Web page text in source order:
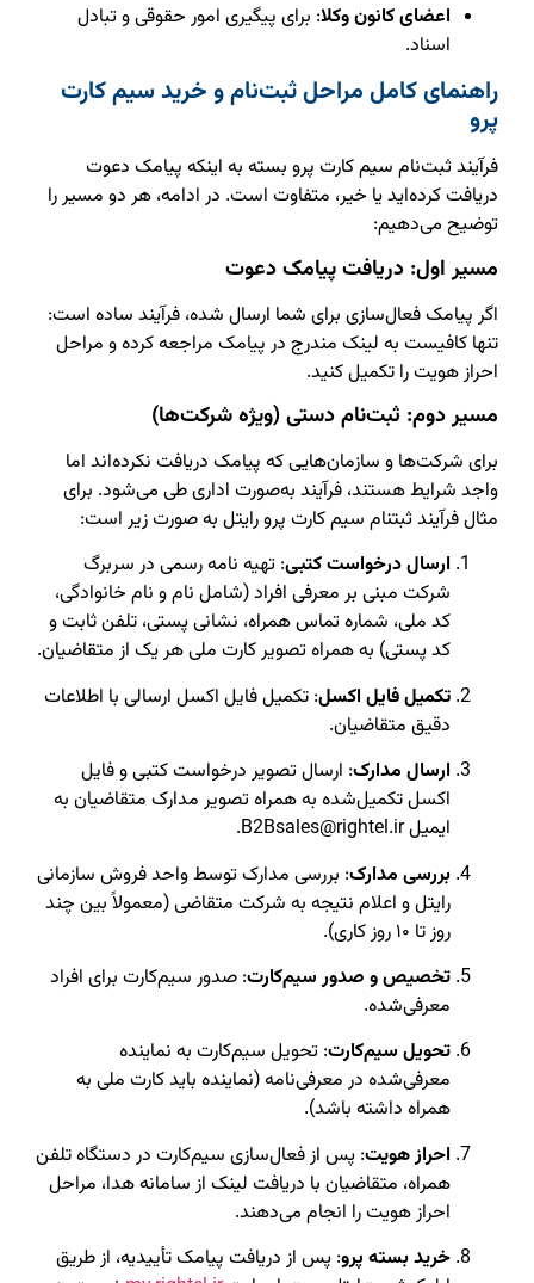
اعضای کانون وکلا: برای پیگیری امور حقوقی و تبادل
اسناد.
راهنمای کامل مراحل ثبت‌نام و خرید سیم‌ کارت
پرو
فرآیند ثبت‌نام سیم‌ کارت پرو بسته به اینکه پیامک دعوت
دریافت کرده‌اید یا خیر، متفاوت است. در ادامه، هر دو مسیر را
توضیح می‌دهیم:
مسیر اول: دریافت پیامک دعوت
اگر پیامک فعال‌سازی برای شما ارسال شده، فرآیند ساده است:
تنها کافیست به لینک مندرج در پیامک مراجعه کرده و مراحل
احراز هویت را تکمیل کنید.
مسیر دوم: ثبت‌نام دستی (ویژه شرکت‌ها)
برای شرکت‌ها و سازمان‌هایی که پیامک دریافت نکرده‌اند اما
واجد شرایط هستند، فرآیند به‌صورت اداری طی می‌شود. برای
مثال فرآیند ثبتنام سیم کارت پرو رایتل به صورت زیر است:
ارسال درخواست کتبی: تهیه نامه رسمی در سربرگ
شرکت مبنی بر معرفی افراد (شامل نام و نام خانوادگی،
کد ملی، شماره تماس همراه، نشانی پستی، تلفن ثابت و
کد پستی) به همراه تصویر کارت ملی هر یک از متقاضیان.
تکمیل فایل اکسل: تکمیل فایل اکسل ارسالی با اطلاعات
دقیق متقاضیان.
ارسال مدارک: ارسال تصویر درخواست کتبی و فایل
اکسل تکمیل‌شده به همراه تصویر مدارک متقاضیان به
ایمیل B2Bsales@rightel.ir.
بررسی مدارک: بررسی مدارک توسط واحد فروش سازمانی
رایتل و اعلام نتیجه به شرکت متقاضی (معمولاً بین چند
روز تا ۱۰ روز کاری).
تخصیص و صدور سیم‌کارت: صدور سیم‌کارت برای افراد
معرفی‌شده.
تحویل سیم‌کارت: تحویل سیم‌کارت به نماینده
معرفی‌شده در معرفی‌نامه (نماینده باید کارت ملی به
همراه داشته باشد).
احراز هویت: پس از فعال‌سازی سیم‌کارت در دستگاه تلفن
همراه، متقاضیان با دریافت لینک از سامانه هدا، مراحل
احراز هویت را انجام می‌دهند.
خرید بسته پرو: پس از دریافت پیامک تأییدیه، از طریق